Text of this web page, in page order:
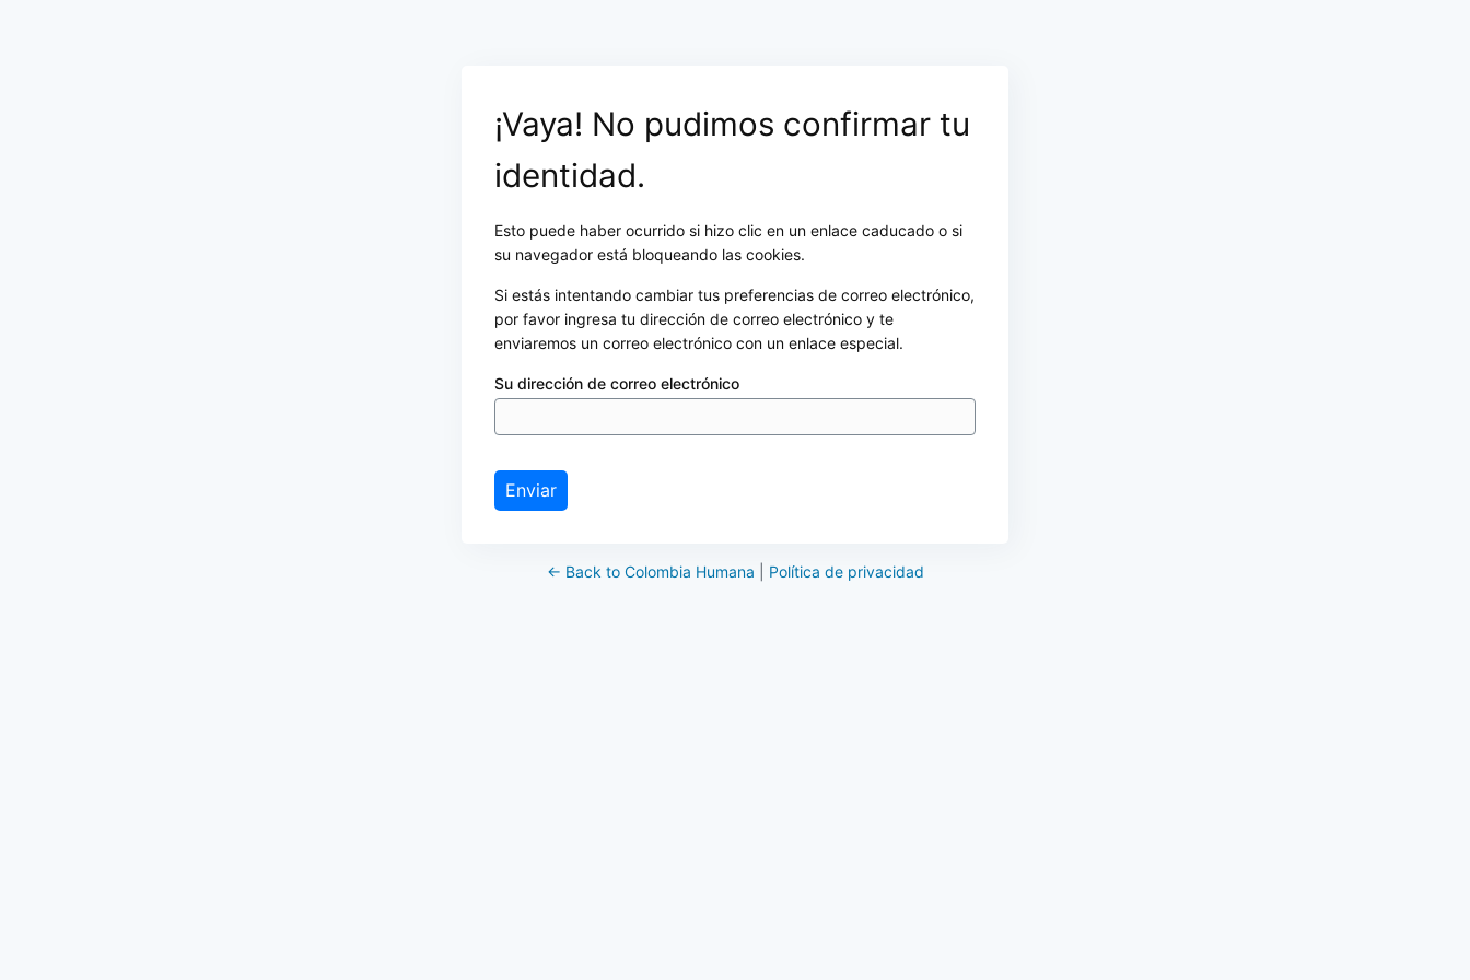
¡Vaya! No pudimos confirmar tu
identidad.
Esto puede haber ocurrido si hizo clic en un enlace caducado o si
su navegador está bloqueando las cookies.
Si estás intentando cambiar tus preferencias de correo electrónico,
por favor ingresa tu dirección de correo electrónico y te
enviaremos un correo electrónico con un enlace especial.
Su dirección de correo electrónico
Enviar
← Back to Colombia Humana Política de privacidad